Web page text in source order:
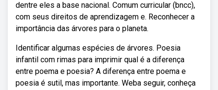
dentre eles a base nacional. Comum curricular (bncc),
com seus direitos de aprendizagem e. Reconhecer a
importância das árvores para o planeta.
Identificar algumas espécies de árvores. Poesia
infantil com rimas para imprimir qual é a diferença
entre poema e poesia? A diferença entre poema e
poesia é sutil, mas importante. Weba seguir, conheça